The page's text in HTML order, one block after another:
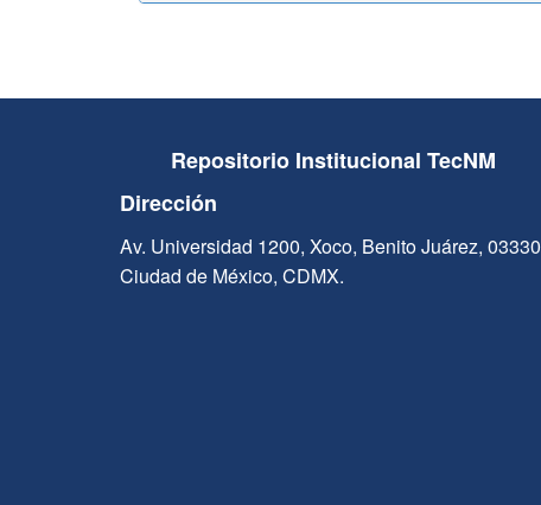
Repositorio Institucional TecNM
Dirección
Av. Universidad 1200, Xoco, Benito Juárez, 03330
Ciudad de México, CDMX.